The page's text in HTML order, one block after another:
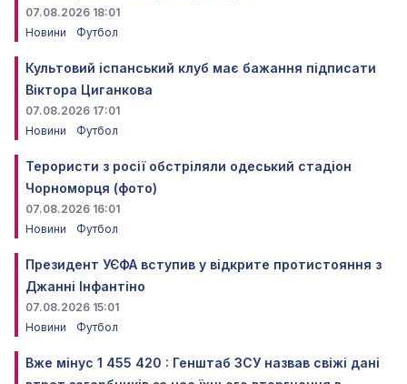
07.08.2026 18:01
Новини
Футбол
Культовий іспанський клуб має бажання підписати
Віктора Циганкова
07.08.2026 17:01
Новини
Футбол
Терористи з росії обстріляли одеський стадіон
Чорноморця (фото)
07.08.2026 16:01
Новини
Футбол
Президент УЄФА вступив у відкрите протистояння з
Джанні Інфантіно
07.08.2026 15:01
Новини
Футбол
Вже мінус 1 455 420 : Генштаб ЗСУ назвав свіжі дані